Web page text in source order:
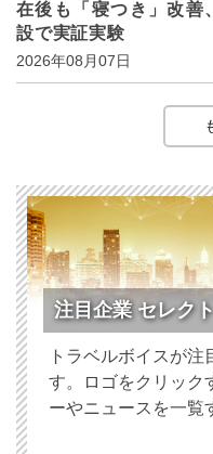
在後も「寝つき」改善
設で実証実験
2026年08月07日
注目企業 セレクト
トラベルボイスが
す。ロゴをクリック
ーやニュースを一覧